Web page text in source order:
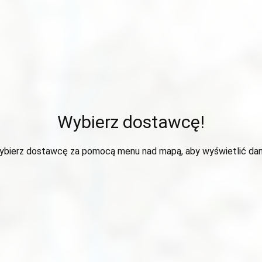
Wybierz dostawcę!
dostawcę za pomocą menu nad mapą, aby wyświetlić